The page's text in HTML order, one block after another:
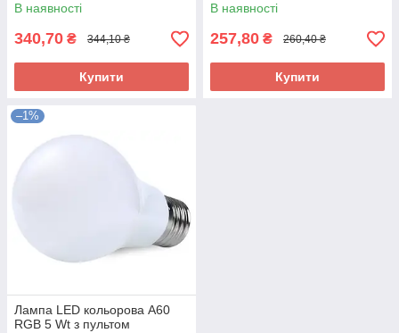
В наявності
340,70 ₴ 344,10 ₴
Купити
В наявності
257,80 ₴ 260,40 ₴
Купити
–1%
Лампа LED кольорова A60
RGB 5 Wt з пультом